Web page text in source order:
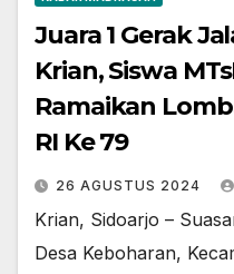
Juara 1 Gerak
Krian, Siswa
Ramaikan Lomba
RI Ke 79
26 AGUSTUS 2024
Krian, Sidoarjo –
Desa Keboharan,